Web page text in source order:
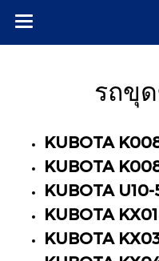
รถขุ
KUBOTA
KUBOTA
KUBOTA U10-
KUBOTA
KUBOTA